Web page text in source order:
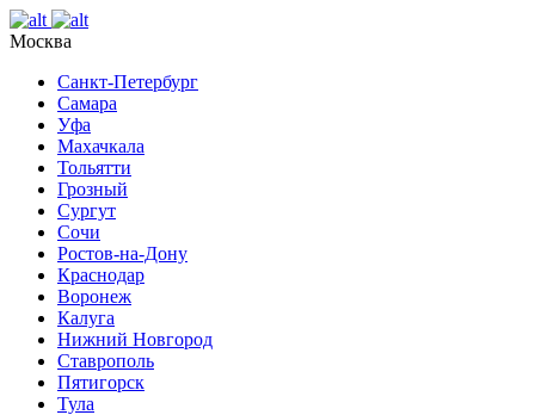
Москва
Санкт-Петербург
Самара
Уфа
Махачкала
Тольятти
Грозный
Сургут
Сочи
Ростов-на-Дону
Краснодар
Воронеж
Калуга
Нижний Новгород
Ставрополь
Пятигорск
Тула